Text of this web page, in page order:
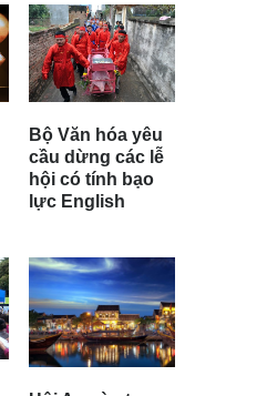
Bộ Văn hóa yêu
cầu dừng các lễ
hội có tính bạo
lực English